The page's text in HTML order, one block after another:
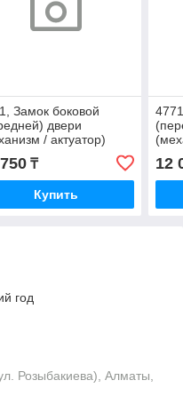
Замок боковой
двери
/ актуатор)
₸
Купить
12
год
Розыбакиева), Алматы,